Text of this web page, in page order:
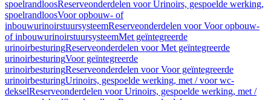
spoelrandloosReserveonderdelen voor Urinoirs, gespoelde werking,
spoelrandloosVoor opbouw- of
inbouwurinoirstuursysteemReserveonderdelen voor Voor opbouw-
of inbouwurinoirstuursysteemMet geïntegreerde
urinoirbesturingReserveonderdelen voor Met geïntegreerde
urinoirbesturingVoor geïntegreerde
urinoirbesturingReserveonderdelen voor Voor geïntegreerde
urinoirbesturingUrinoirs, gespoelde werking, met / voor wc-
dekselReserveonderdelen voor Urinoirs, gespoelde werking, met /